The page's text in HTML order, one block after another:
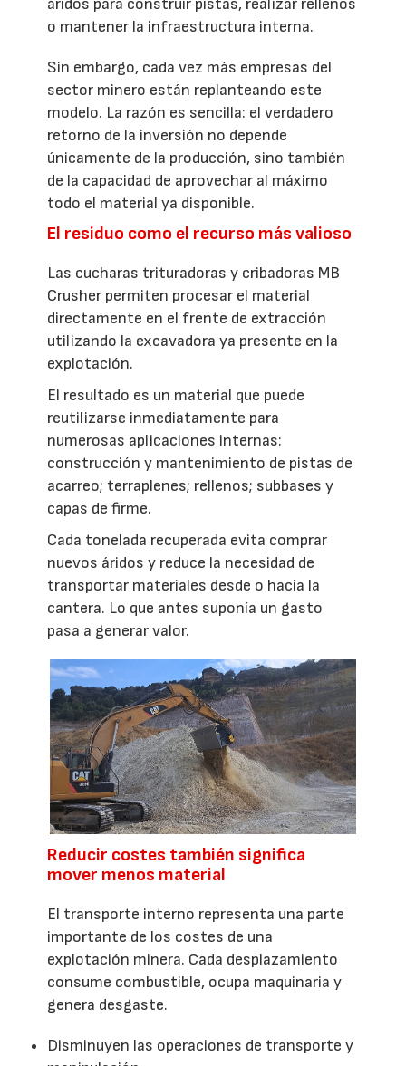
o mantener la infraestructura interna.
Sin embargo, cada vez más empresas del
sector minero están replanteando este
modelo. La razón es sencilla: el verdadero
retorno de la inversión no depende
únicamente de la producción, sino también
de la capacidad de aprovechar al máximo
todo el material ya disponible.
El residuo como el recurso más valioso
Las cucharas trituradoras y cribadoras MB
Crusher permiten procesar el material
directamente en el frente de extracción
utilizando la excavadora ya presente en la
explotación.
El resultado es un material que puede
reutilizarse inmediatamente para
numerosas aplicaciones internas:
construcción y mantenimiento de pistas de
acarreo; terraplenes; rellenos; subbases y
capas de firme.
Cada tonelada recuperada evita comprar
nuevos áridos y reduce la necesidad de
transportar materiales desde o hacia la
cantera. Lo que antes suponía un gasto
pasa a generar valor.
Reducir costes también significa
mover menos material
El transporte interno representa una parte
importante de los costes de una
explotación minera. Cada desplazamiento
consume combustible, ocupa maquinaria y
genera desgaste.
Disminuyen las operaciones de transporte y